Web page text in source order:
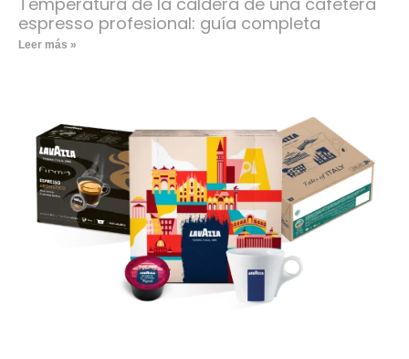
espresso profesional: guía completa
Leer más »